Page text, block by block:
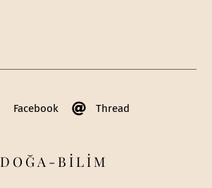
Facebook Thread
DOĞA-BİLİM